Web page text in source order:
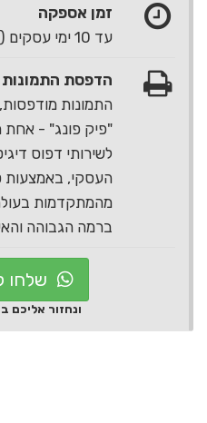
זמן אספקה
עד 10 ימי עסקים (במשלוח או באיסוף עצמי)
הדפסת התמונות
התמונות
"פיק פונג" - אחת
לשירותי דפוס
העסקי, באמצעות
מהמתקדמות
ברמה הגבוהה
שלחו
ונחזור אליכם